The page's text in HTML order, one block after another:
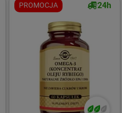
PROMOCJA 24h